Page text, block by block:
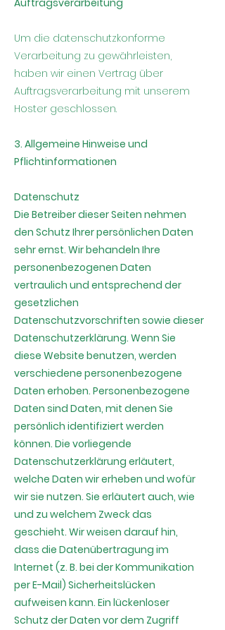
Auftragsverarbeitung
Um die datenschutzkonforme
Verarbeitung zu gewährleisten,
haben wir einen Vertrag über
Auftragsverarbeitung mit unserem
Hoster geschlossen.
3. Allgemeine Hinweise und
Pflichtinformationen
Datenschutz
Die Betreiber dieser Seiten nehmen
den Schutz Ihrer persönlichen Daten
sehr ernst. Wir behandeln Ihre
personenbezogenen Daten
vertraulich und entsprechend der
gesetzlichen
Datenschutzvorschriften sowie dieser
Datenschutzerklärung. Wenn Sie
diese Website benutzen, werden
verschiedene personenbezogene
Daten erhoben. Personenbezogene
Daten sind Daten, mit denen Sie
persönlich identifiziert werden
können. Die vorliegende
Datenschutzerklärung erläutert,
welche Daten wir erheben und wofür
wir sie nutzen. Sie erläutert auch, wie
und zu welchem Zweck das
geschieht. Wir weisen darauf hin,
dass die Datenübertragung im
Internet (z. B. bei der Kommunikation
per E-Mail) Sicherheitslücken
aufweisen kann. Ein lückenloser
Schutz der Daten vor dem Zugriff